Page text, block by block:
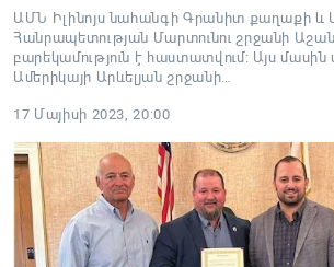
ԱՄՆ Իլինոյս նահանգի Գրանիտ քաղաքի և
Հանրապետության Մարտունու շրջանի Աշան
բարեկամություն է հաստատվում։ Այս մասին
Ամերիկայի Արևելյան շրջանի…
17 Մայիսի 2023, 20:00